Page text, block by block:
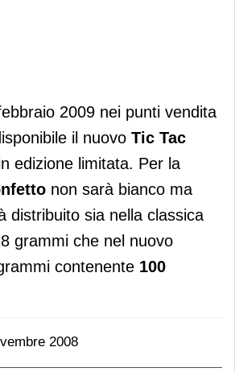
2009 nei punti vendita
il nuovo Tic Tac
edizione limitata. Per la
non sarà bianco ma
distribuito sia nella classica
grammi che nel nuovo
contenente 100
2008